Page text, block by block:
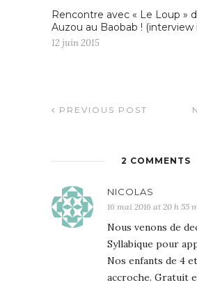
Rencontre avec « Le Loup »
Auzou au Baobab ! (interview
12 juin 2015
PREVIOUS POST
2 COMMENTS
NICOLAS
16 mai 2016 at 20 h 55
Nous venons de
Syllabique pour
Nos enfants de 4
accroche. Gratuit